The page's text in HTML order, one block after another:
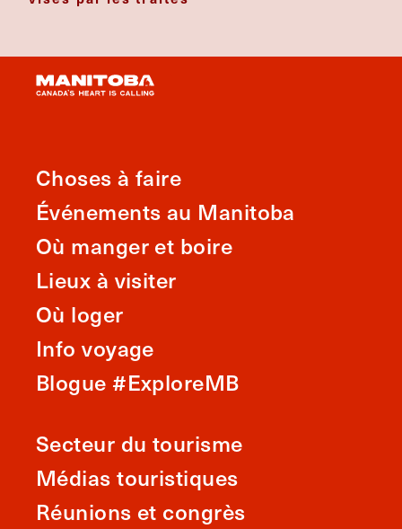
Choses à faire
Événements au Manitoba
Où manger et boire
Lieux à visiter
Où loger
Info voyage
Blogue #ExploreMB
Secteur du tourisme
Médias touristiques
Réunions et congrès